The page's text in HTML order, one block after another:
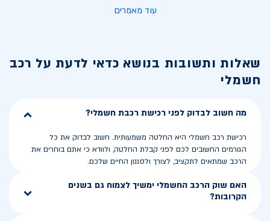
עוד מאמרים
שאלות ותשובות בנושא כדאי לדעת על רכב
חשמלי
מה חשוב לבדוק לפני רכישת רכבת חשמלי?
רכישת רכב חשמלי היא החלטה משמעותית. חשוב לבדוק את כל
הגורמים החשובים לכם לפני קבלת החלטה, ולוודא כי אתם בוחרים את
הרכב שמתאים לתקציב, לצורך ולסגנון החיים שלכם.
האם שוק הרכב החשמלי ימשיך לצמוח גם בשנים
הקרובות?